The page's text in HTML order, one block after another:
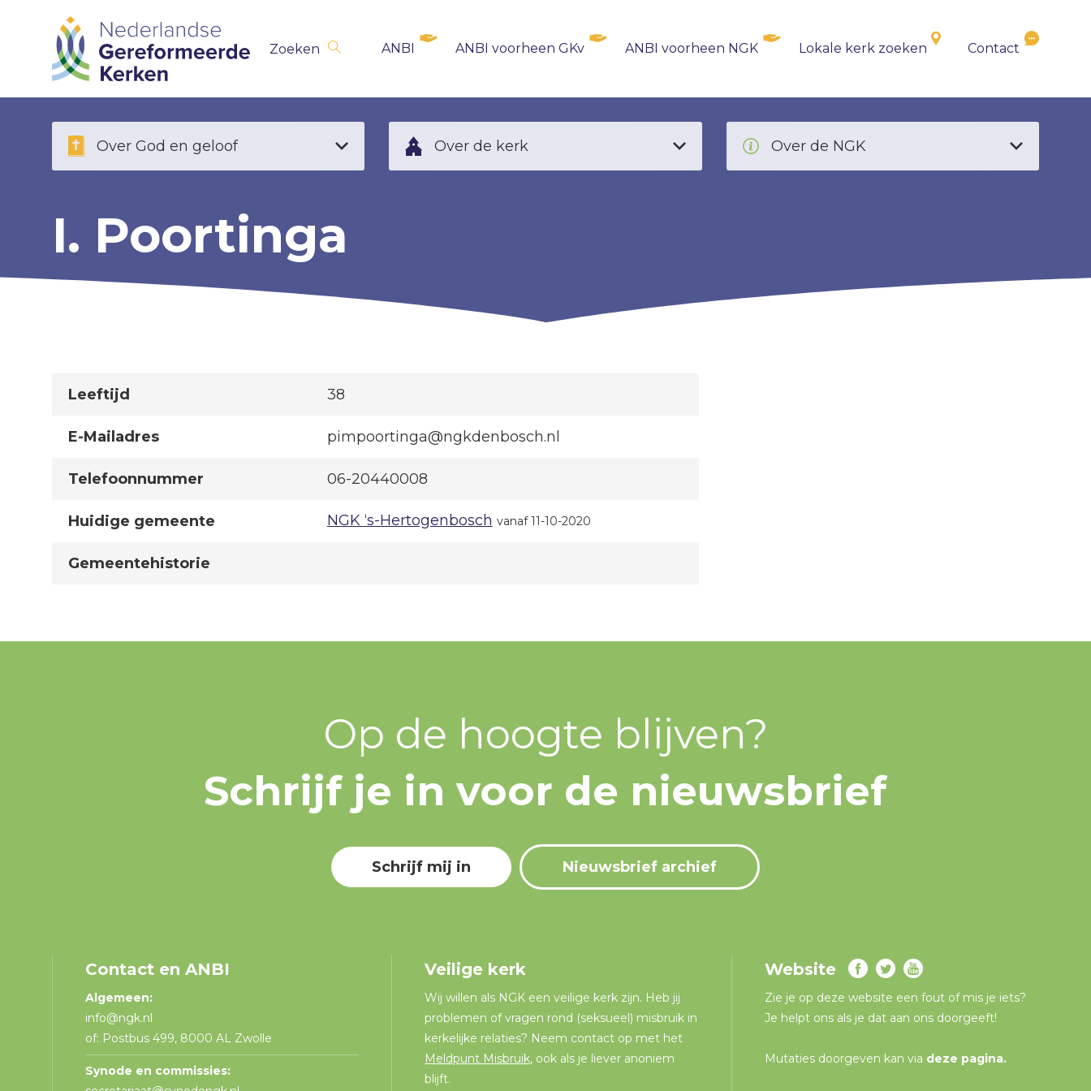
Skip
navigation
Over God en geloof Over de kerk Over de NGK
Zoeken ANBI ANBI voorheen GKv ANBI voorheen NGK Lokale kerk zoeken Contact
I. Poortinga
Leeftijd 38
E-Mailadres pimpoortinga@ngkdenbosch.nl
Telefoonnummer 06-20440008
Huidige gemeente NGK ‘s-Hertogenbosch vanaf 11-10-2020
Gemeentehistorie
Op de hoogte blijven?
Schrijf je in voor de nieuwsbrief
Schrijf mij in Nieuwsbrief archief
Contact en ANBI
Algemeen:
info@ngk.nl
of: Postbus 499, 8000 AL Zwolle
Synode en commissies:
Veilige kerk
Wij willen als NGK een veilige kerk zijn. Heb jij
problemen of vragen rond (seksueel) misbruik in
kerkelijke relaties? Neem contact op met het
Meldpunt Misbruik, ook als je liever anoniem
blijft.
Website
Zie je op deze website een fout of mis je iets?
Je helpt ons als je dat aan ons doorgeeft!
Mutaties doorgeven kan via deze pagina.